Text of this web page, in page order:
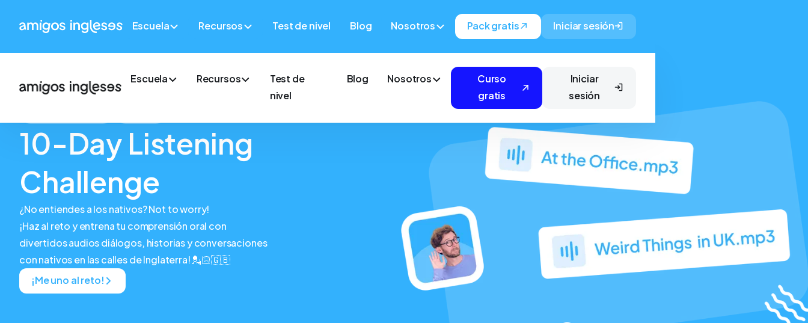
Escuela Recursos Test de nivel Blog Nosotros Pack gratis Iniciar sesión
Escuela Recursos
Test de
nivel
Blog Nosotros
Curso
gratis
Iniciar
sesión
10-Day Listening
Challenge
¿No entiendes a los nativos? Not to worry!
¡Haz al reto y entrena tu comprensión oral con
divertidos audios diálogos, historias y conversaciones
con nativos en las calles de Inglaterra! 💂🏻🇬🇧
¡Me uno al reto!